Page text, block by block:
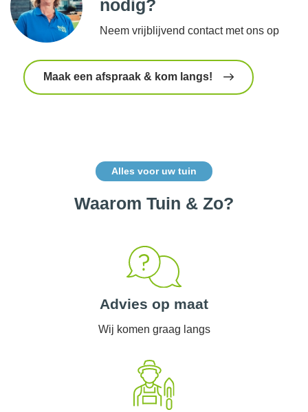
nodig?
Neem vrijblijvend contact met ons op
Maak een afspraak & kom langs!
Alles voor uw tuin
Waarom Tuin & Zo?
Advies op maat
Wij komen graag langs